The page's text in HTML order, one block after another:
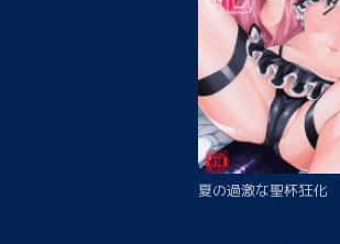
夏の過激な聖杯狂化